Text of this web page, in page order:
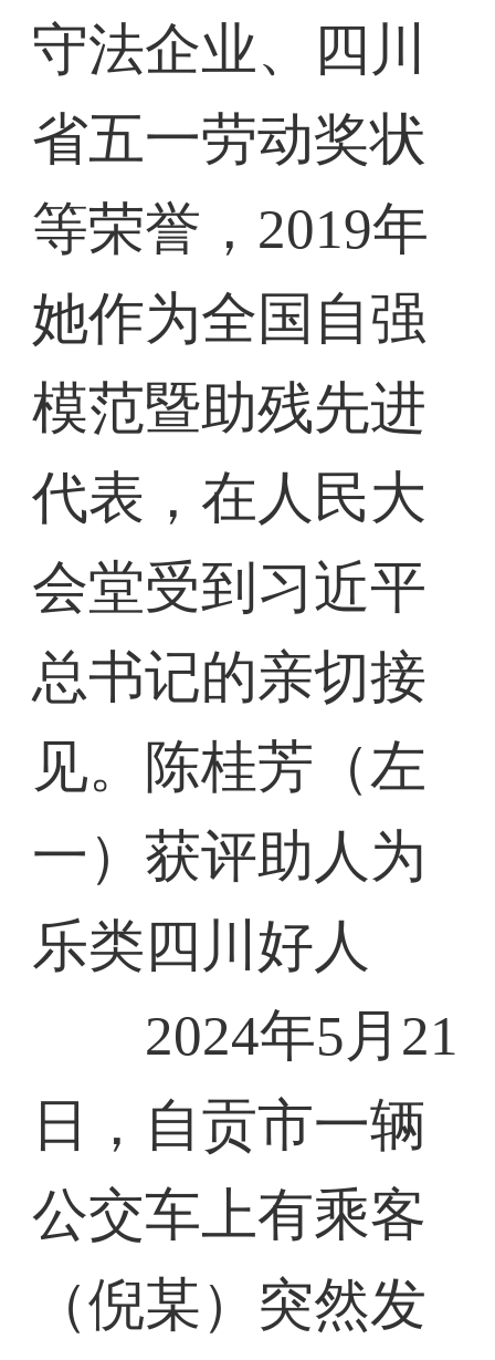
守法企业、四川
省五一劳动奖状
等荣誉，2019年
她作为全国自强
模范暨助残先进
代表，在人民大
会堂受到习近平
总书记的亲切接
见。陈桂芳（左
一）获评助人为
乐类四川好人
2024年5月21
日，自贡市一辆
公交车上有乘客
（倪某）突然发